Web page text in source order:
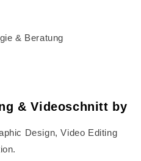
& Beratung
& Videoschnitt by
Design, Video Editing